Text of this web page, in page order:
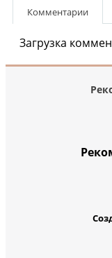
Комментарии
Загрузка